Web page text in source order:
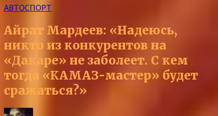
АВТОСПОРТ
Айрат Мардеев: «Надеюсь,
никто из конкурентов на
«Дакаре» не заболеет. С кем
тогда «КАМАЗ-мастер» будет
сражаться?»